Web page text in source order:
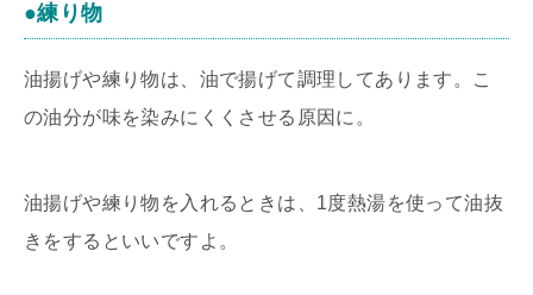
●練り物
油揚げや練り物は、油で揚げて調理してあります。こ
の油分が味を染みにくくさせる原因に。
油揚げや練り物を入れるときは、1度熱湯を使って油抜
きをするといいですよ。